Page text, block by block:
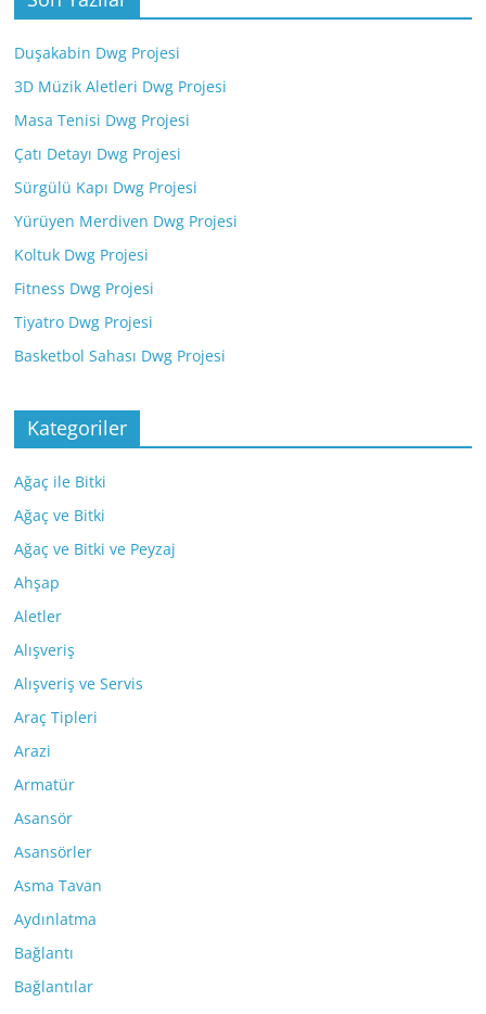
Duşakabin Dwg Projesi
3D Müzik Aletleri Dwg Projesi
Masa Tenisi Dwg Projesi
Çatı Detayı Dwg Projesi
Sürgülü Kapı Dwg Projesi
Yürüyen Merdiven Dwg Projesi
Koltuk Dwg Projesi
Fitness Dwg Projesi
Tiyatro Dwg Projesi
Basketbol Sahası Dwg Projesi
Kategoriler
Ağaç ile Bitki
Ağaç ve Bitki
Ağaç ve Bitki ve Peyzaj
Ahşap
Aletler
Alışveriş
Alışveriş ve Servis
Araç Tipleri
Arazi
Armatür
Asansör
Asansörler
Asma Tavan
Aydınlatma
Bağlantı
Bağlantılar